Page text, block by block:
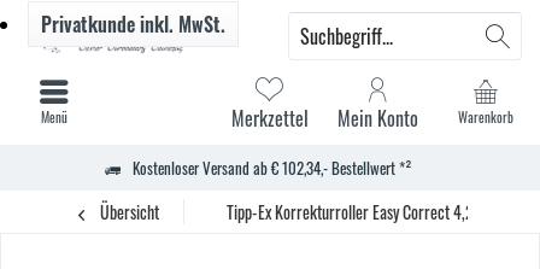
Kostenloser Versand ab € 102,34,- Bestellwert *²
Warenkorb
Merkzettel Mein Konto
Privatkundeinkl. MwSt.
Menü
Übersicht Tipp-Ex Korrekturroller Easy Correct 4,2mmx12m